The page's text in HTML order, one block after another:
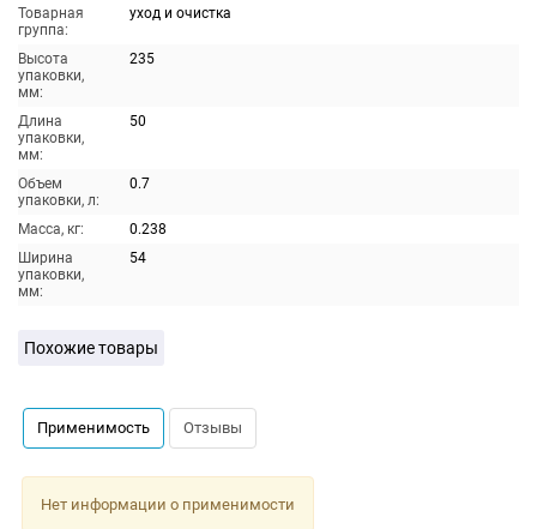
Товарная
группа:
уход и очистка
Высота
упаковки,
мм:
235
Длина
упаковки,
мм:
50
Объем
упаковки, л:
0.7
Масса, кг:
0.238
Ширина
упаковки,
мм:
54
Похожие товары
Применимость Отзывы
Нет информации о применимости